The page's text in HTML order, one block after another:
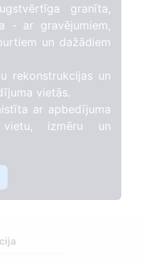
granīta,
- ar gravējumiem,
un dažādiem
rekonstrukcijas un
vietās.
ar apbedījuma
vietu, izmēru un